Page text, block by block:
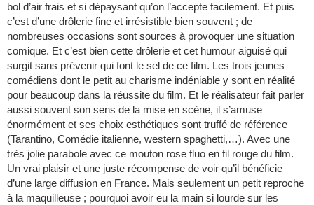
bol d’air frais et si dépaysant qu’on l’accepte facilement. Et puis
c’est d’une drôlerie fine et irrésistible bien souvent ; de
nombreuses occasions sont sources à provoquer une situation
comique. Et c’est bien cette drôlerie et cet humour aiguisé qui
surgit sans prévenir qui font le sel de ce film. Les trois jeunes
comédiens dont le petit au charisme indéniable y sont en réalité
pour beaucoup dans la réussite du film. Et le réalisateur fait parler
aussi souvent son sens de la mise en scène, il s’amuse
énormément et ses choix esthétiques sont truffé de référence
(Tarantino, Comédie italienne, western spaghetti,…). Avec une
très jolie parabole avec ce mouton rose fluo en fil rouge du film.
Un vrai plaisir et une juste récompense de voir qu’il bénéficie
d’une large diffusion en France. Mais seulement un petit reproche
à la maquilleuse ; pourquoi avoir eu la main si lourde sur les